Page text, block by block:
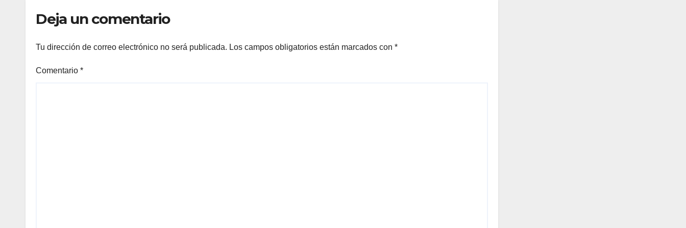
Deja un comentario
Tu dirección de correo electrónico no será publicada. Los campos obligatorios están marcados con *
Comentario *